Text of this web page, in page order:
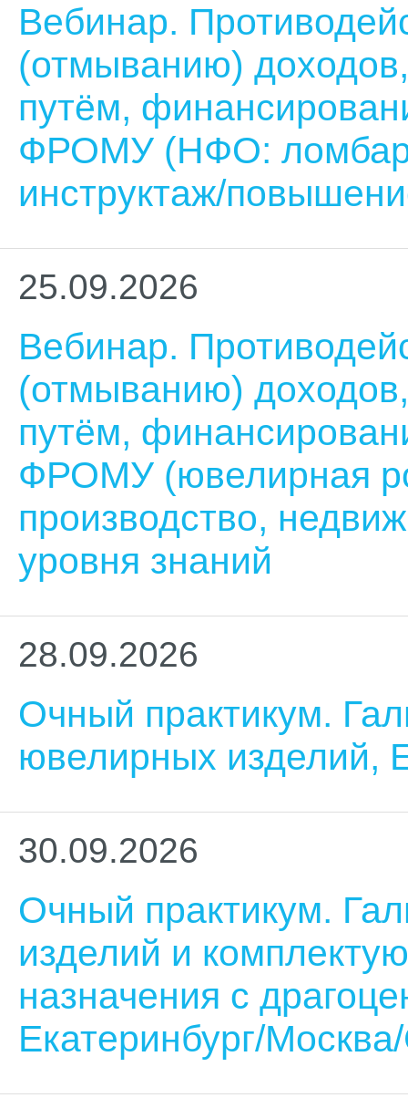
Вебинар.
(отмыванию)
путём,
ФРОМУ (НФО:
инструктаж/
25.09.2026
Вебинар.
(отмыванию)
путём,
ФРОМУ (ювелирная
производство,
уровня знаний
28.09.2026
Очный практикум.
ювелирных изделий,
30.09.2026
Очный практикум.
изделий и
назначения с
Екатеринбург/